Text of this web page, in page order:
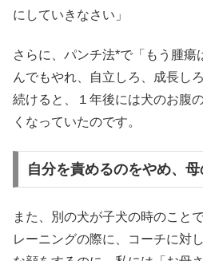
にしていきなさい」
さらに、パンチ法*で「もう腫瘍
んでもやれ、自立しろ、成長し
続けると、１年後には犬のお腹
くなっていたのです。
自分を責めるのをやめ、
また、別の犬が子犬の時のこと
レーニングの際に、コーチに対